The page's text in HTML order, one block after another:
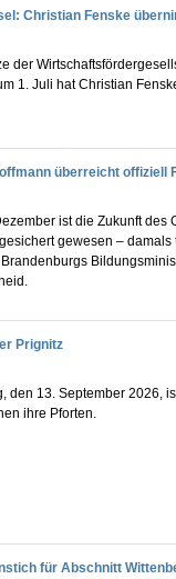
Christian Fenske
der
1. Juli hat Christian
überreicht
ist die Zukunft
gewesen –
Prignitz
den 13. September 2026,
ihre Pforten.
für Abschnitt